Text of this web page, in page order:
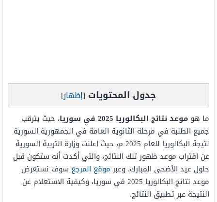
جدول المحتويات [إظهار]
ما هو موعد نتائج البكالوريا 2025 في سوريا
، حيث يترقب
جميع الطلبة في مرحلة الثانوية العامة في الجمهورية السورية
نتيجة البكالوريا للعام 2025 م، حيث اعلنت وزارة التربية السورية
عن اقتراب موعد ظهور تلك النتائج، والتي أكدت أنه ستكون قبل
حلول عيد الأضحى المبارك، وعبرموقع المرجع سوف نستعرض
موعد نتائج البكالوريا 2025 في سوريا، وكيفية الاستعلام عن
النتيجة عبر تطبيق النتائج.